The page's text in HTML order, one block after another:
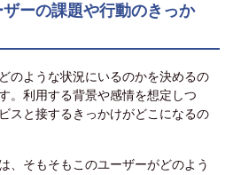
ーの課題や行動のきっか
のような状況にいるのかを決めるの
。利用する背景や感情を想定しつ
スと接するきっかけがどこになるの
、そもそもこのユーザーがどのよう